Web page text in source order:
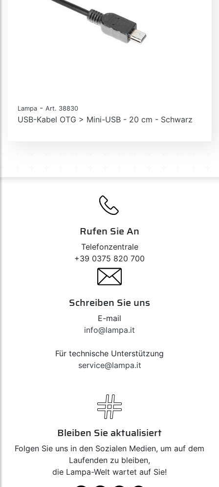
Lampa - Art. 38830
USB-Kabel OTG > Mini-USB - 20 cm - Schwarz
Rufen Sie An
Telefonzentrale
+39 0375 820 700
Schreiben Sie uns
E-mail
info@lampa.it
Für technische Unterstützung
service@lampa.it
Bleiben Sie aktualisiert
Folgen Sie uns in den Sozialen Medien, um auf dem
Laufenden zu bleiben,
die Lampa-Welt wartet auf Sie!